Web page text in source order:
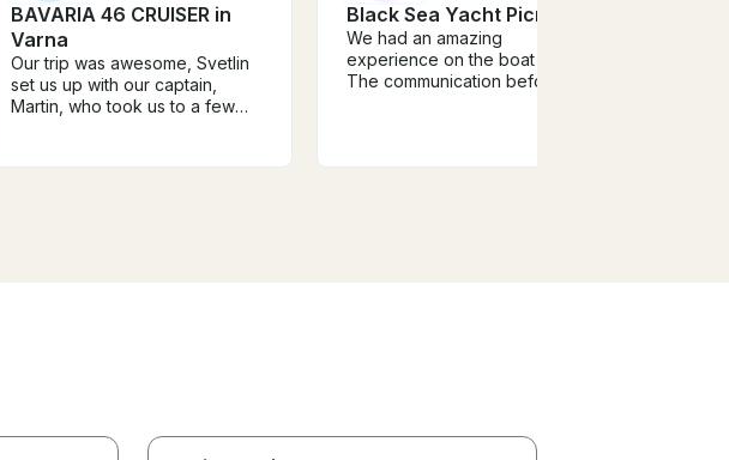
BAVARIA 46 CRUISER in
Varna
Our trip was awesome, Svetlin
set us up with our captain,
Martin, who took us to a few
and they were very
Black Sea Yacht Picnic
We had an amazing
experience on the boat trip!
The communication before the
great, and the atmosphere was